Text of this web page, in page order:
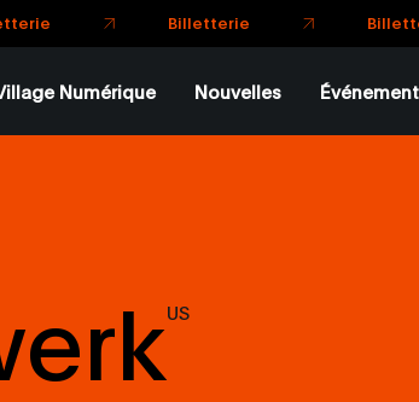
Billetterie
Numérique Nouvelles
US